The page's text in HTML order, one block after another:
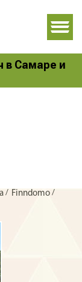
в Самаре и
/ Finndomo/